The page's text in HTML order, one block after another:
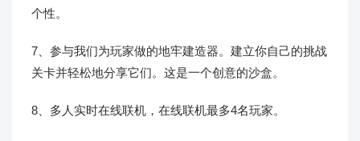
个性。
7、参与我们为玩家做的地牢建造器。建立你自己的挑战
关卡并轻松地分享它们。这是一个创意的沙盒。
8、多人实时在线联机，在线联机最多4名玩家。